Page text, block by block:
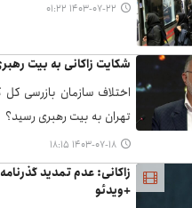
۱۴۰۳-۰۷-۲۲ ۰۱:۲۲
شکایت زاکانی به بیت
اختلاف سازمان بازرسی کل
تهران به بیت رهبری رسید؟
۱۴۰۳-۰۷-۱۸ ۱۸:۱۵
زاکانی: عدم تمدید
+ویدئو